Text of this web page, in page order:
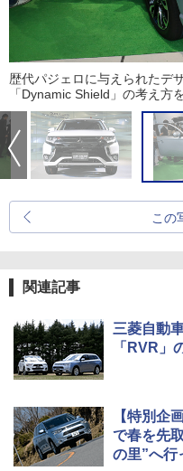
歴代パジェロに与えられたデ
「Dynamic Shield」の考え方
この
関連記事
三菱自動
「RVR」
【特別企
で春を先
の里”へ行